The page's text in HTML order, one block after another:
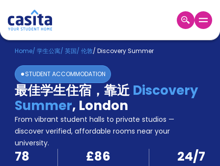
Home ZH GBP
登
入
Booking
Accommodation
About
us
Blog
Refer
And
Home/ 学生公寓/ 英国/ 伦敦/ Discovery Summer
STUDENT ACCOMMODATION
最佳学生住宿，靠近Discovery
Summer, London
From vibrant student halls to private studios —
discover verified, affordable rooms near your
university.
78 £86 24/7